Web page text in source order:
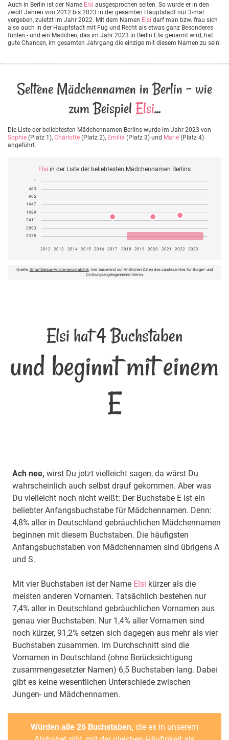
Auch in Berlin ist der Name Elsi ausgesprochen selten. So wurde er in den
zwölf Jahren von 2012 bis 2023 in der gesamten Hauptstadt nur 3-mal
vergeben, zuletzt im Jahr 2022. Mit dem Namen Elsi darf man bzw. frau sich
also auch in der Hauptstadt mit Fug und Recht als etwas ganz Besonderes
fühlen - und ein Mädchen, das im Jahr 2023 in Berlin Elsi genannt wird, hat
gute Chancen, im gesamten Jahrgang die einzige mit diesem Namen zu sein.
Seltene Mädchennamen in Berlin - wie
zum Beispiel Elsi...
Die Liste der beliebtesten Mädchennamen Berlins wurde im Jahr 2023 von
Sophie (Platz 1), Charlotte (Platz 2), Emilia (Platz 3) und Marie (Platz 4)
angeführt.
Elsi in der Liste der beliebtesten Mädchennamen Berlins
1
483
965
1447
1929
2411
2893
3375
2012 2013 2014 2015 2016 2017 2018 2019 2020 2021 2022 2023
Quelle: SmartGenius-Vornamensstatistik, hier basierend auf Amtlichen Daten des Landesamtes für Bürger- und
Ordnungsangelegenheiten Berlin.
Elsi hat 4 Buchstaben
und beginnt mit einem
E
Ach nee, wirst Du jetzt vielleicht sagen, da wärst Du
wahrscheinlich auch selbst drauf gekommen. Aber was
Du vielleicht noch nicht weißt: Der Buchstabe E ist ein
beliebter Anfangsbuchstabe für Mädchennamen. Denn:
4,8% aller in Deutschland gebräuchlichen Mädchennamen
beginnen mit diesem Buchstaben. Die häufigsten
Anfangsbuchstaben von Mädchennamen sind übrigens A
und S.
Mit vier Buchstaben ist der Name Elsi kürzer als die
meisten anderen Vornamen. Tatsächlich bestehen nur
7,4% aller in Deutschland gebräuchlichen Vornamen aus
genau vier Buchstaben. Nur 1,4% aller Vornamen sind
noch kürzer, 91,2% setzen sich dagegen aus mehr als vier
Buchstaben zusammen. Im Durchschnitt sind die
Vornamen in Deutschland (ohne Berücksichtigung
zusammengesetzter Namen) 6,5 Buchstaben lang. Dabei
gibt es keine wesentlichen Unterschiede zwischen
Jungen- und Mädchennamen.
Würden alle 26 Buchstaben, die es in unserem